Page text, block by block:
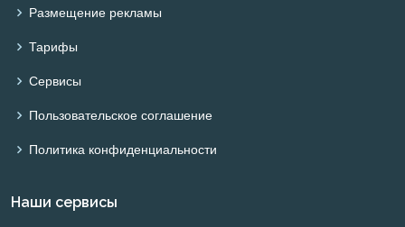
Размещение рекламы
Тарифы
Сервисы
Пользовательское соглашение
Политика конфиденциальности
Наши сервисы